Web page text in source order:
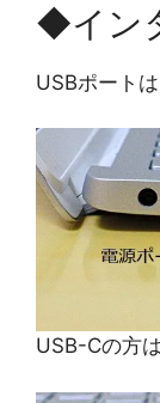
◆イン
USBポート
USB-Cの方